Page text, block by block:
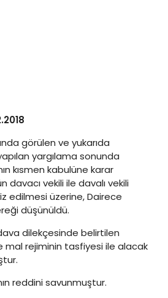
görülen ve yukarıda
yargılama sonunda
kısmen kabulüne karar
davacı vekili ile davalı vekili
edilmesi üzerine, Dairece
düşünüldü.
dilekçesinde belirtilen
mal rejiminin tasfiyesi ile alacak
reddini savunmuştur.